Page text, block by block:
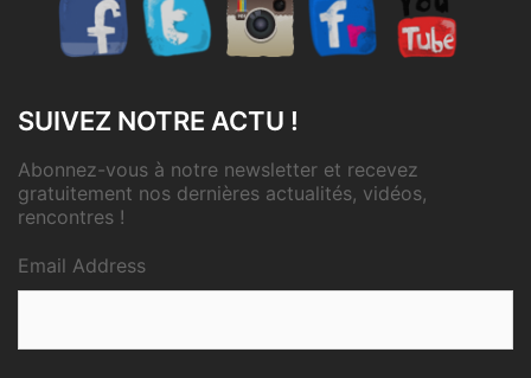
SUIVEZ NOTRE ACTU !
Abonnez-vous à notre newsletter et recevez
gratuitement nos dernières actualités, vidéos,
rencontres !
Email Address